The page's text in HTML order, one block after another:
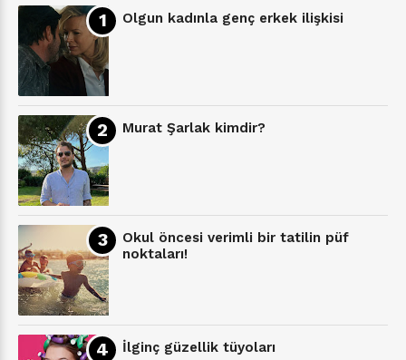
Olgun kadınla genç erkek ilişkisi
Murat Şarlak kimdir?
Okul öncesi verimli bir tatilin püf
noktaları!
İlginç güzellik tüyoları